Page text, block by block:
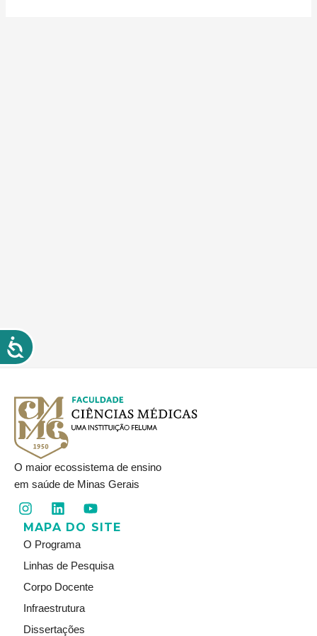
O maior ecossistema de ensino
em saúde de Minas Gerais
I
n
s
t
a
g
r
a
m
L
i
n
k
e
d
i
n
Y
o
u
u
b
e
MAPA DO SITE
O Programa
Linhas de Pesquisa
Corpo Docente
Infraestrutura
Dissertações